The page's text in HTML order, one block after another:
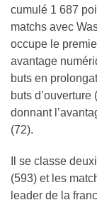
cumulé 1 687
matchs avec
occupe le
avantage
buts en
buts
donnant
(72).
Il se classe
(593) et les
leader de la